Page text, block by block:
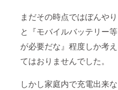
まだその時点ではぼんやり
と『モバイルバッテリー等
が必要だな』程度しか考え
てはおりませんでした。
しかし家庭内で充電出来な